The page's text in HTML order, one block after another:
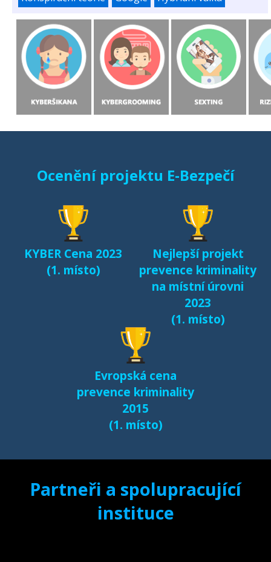
Ocenění projektu E-Bezpečí
KYBER Cena 2023
(1. místo)
Nejlepší projekt
prevence kriminality
na místní úrovni
2023
(1. místo)
Evropská cena
prevence kriminality
2015
(1. místo)
Partneři a spolupracující
instituce